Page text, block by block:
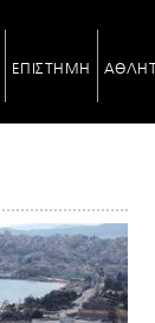
ΕΠΙΣΤΗΜΗ